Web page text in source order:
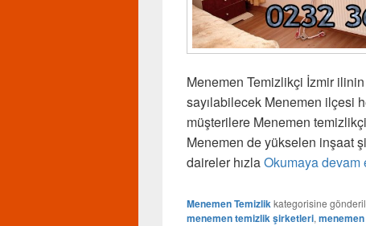
Menemen Temizlikçi İzmir
sayılabilecek Menemen ilçesi
müşterilere Menemen
Menemen de yükselen inşaat
daireler hızlaOkumaya devam
Menemen Temizlikkategorisine
menemen temizlik şirketleri,